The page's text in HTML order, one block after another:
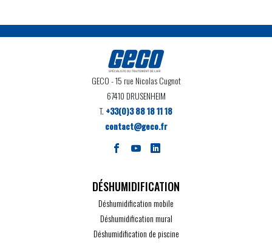
GECO- 15 rue Nicolas Cugnot
67410 DRUSENHEIM
T. +33(0)3 88 18 11 18
contact@geco.fr
DÉSHUMIDIFICATION
Déshumidification mobile
Déshumidification mural
Déshumidification de piscine